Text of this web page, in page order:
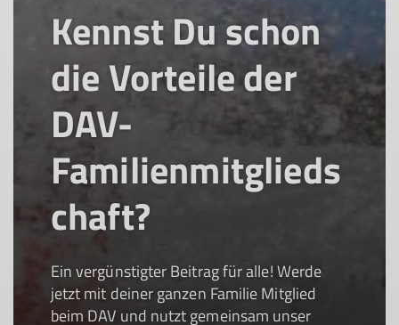
Kennst Du schon
die Vorteile der
DAV-
Familienmitglieds
chaft?
Ein vergünstigter Beitrag für alle! Werde
jetzt mit deiner ganzen Familie Mitglied
beim DAV und nutzt gemeinsam unser